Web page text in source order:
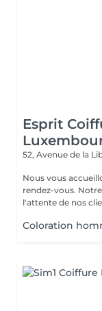
Esprit
52, Avenue de la
Nous vous
rendez-vous.
l'attente de nos
Coloration